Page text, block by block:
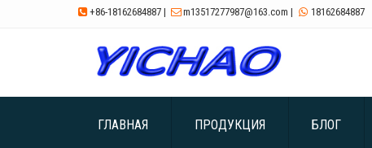
 +86-18162684887 | m13517277987@163.com |  18162684887
ГЛАВНАЯ ПРОДУКЦИЯ БЛОГ